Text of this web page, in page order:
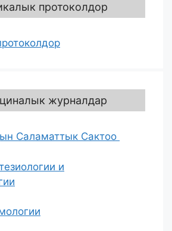
протоколдор
журналдар
Саламаттык Сактоо
и